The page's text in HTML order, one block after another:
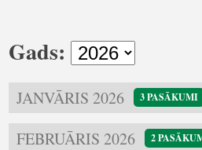
Gads:
JANVĀRIS 2026 3 PASĀKUMI
FEBRUĀRIS 2026 2